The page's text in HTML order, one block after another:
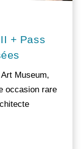
+ Pass
Museum,
occasion rare